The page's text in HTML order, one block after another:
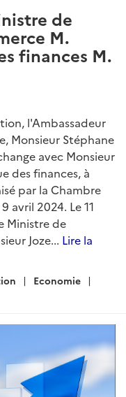
de
M.
finances M.
l'Ambassadeur
Monsieur Stéphane
avec Monsieur
des finances, à
par la Chambre
avril 2024. Le 11
Ministre de
Joze... Lire la
Economie